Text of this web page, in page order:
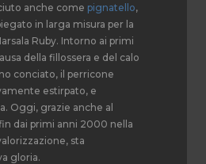
anche come pignatello,
in larga misura per la
Ruby. Intorno ai primi
della fillossera e del calo
conciato, il perricone
estirpato, e
Oggi, grazie anche al
dai primi anni 2000 nella
sta
gloria.